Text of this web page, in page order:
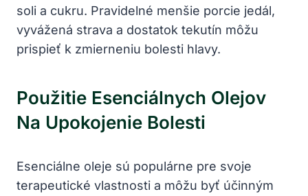
soli a cukru. Pravidelné menšie porcie jedál,
vyvážená strava a dostatok tekutín môžu
prispieť k zmierneniu bolesti hlavy.
Použitie Esenciálnych Olejov
Na Upokojenie Bolesti
Esenciálne oleje sú populárne pre svoje
terapeutické vlastnosti a môžu byť účinným